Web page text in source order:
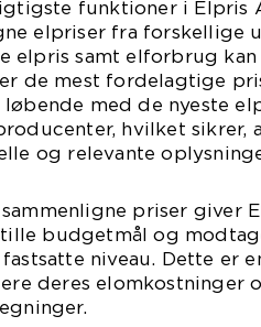
funktioner i Elpris
elpriser fra forskellige
elpris samt elforbrug
de mest fordelagtige
med de nyeste
hvilket sikrer,
og relevante
priser giver
budgetmål og
niveau. Dette er
deres elomkostninger